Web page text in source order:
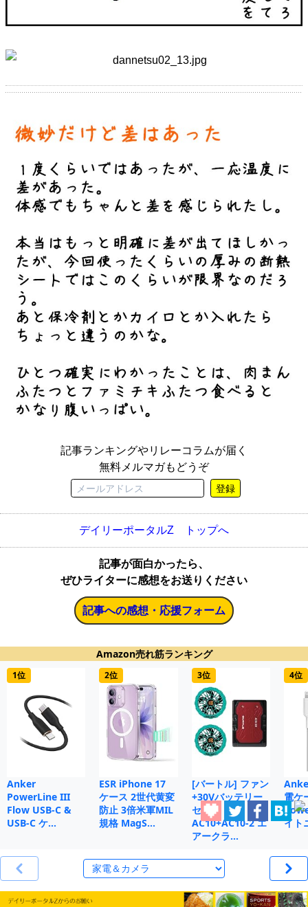
記事ランキングやリレーコラムが届く
無料メルマガもどうぞ
登録
デイリーポータルZ トップへ
記事が面白かったら、
ぜひライターに感想をお送りください
記事への感想・応援フォーム
Amazon売れ筋ランキング
1位
Anker
PowerLine III
Flow USB-C &
USB-C ケ…
2位
ESR iPhone 17
ケース 2世代黄変
防止 3倍米軍MIL
規格 MagS…
3位
[バートル] ファン
+30Vバッテリー
セット
AC10+AC10-2 エ
アークラ…
4位
電ケ
イト